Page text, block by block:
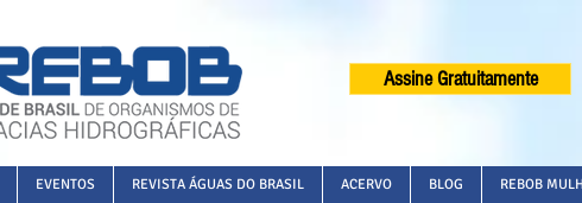
Assine Gratuitamente
EVENTOS REVISTA ÁGUAS DO BRASIL ACERVO BLOG REBOB